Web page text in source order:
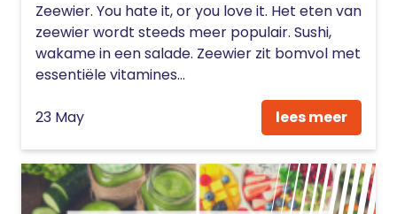
Zeewier. You hate it, or you love it. Het eten van
zeewier wordt steeds meer populair. Sushi,
wakame in een salade. Zeewier zit bomvol met
essentiële vitamines...
23 May lees meer